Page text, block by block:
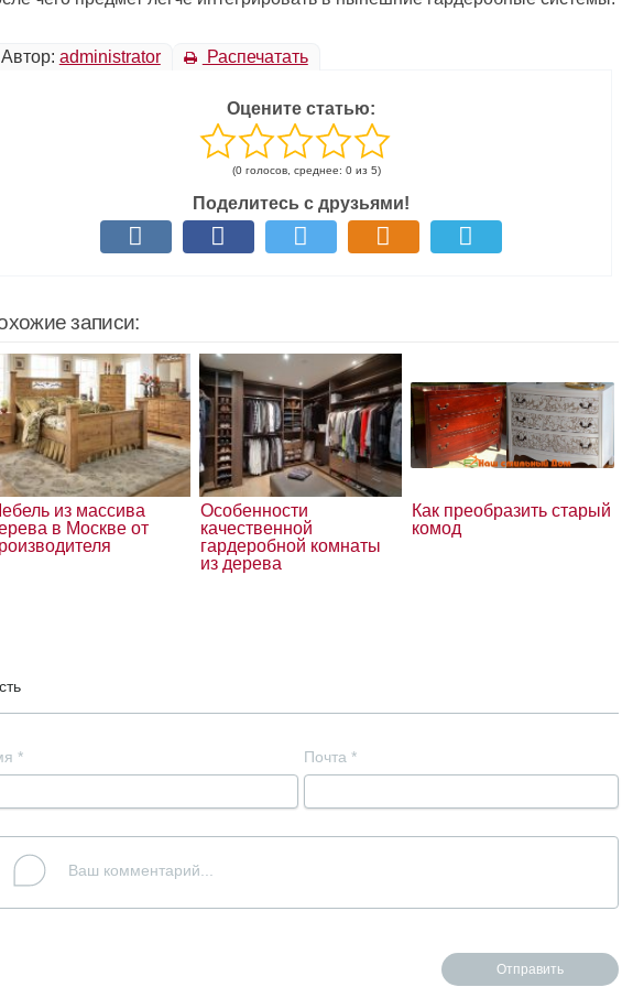
Автор: administrator Распечатать
Оцените статью:
(0 голосов, среднее: 0 из 5)
Поделитесь с друзьями!
записи:
из массива
в Москве от
Особенности
качественной
гардеробной комнаты
из дерева
Как преобразить старый
комод
* Почта *